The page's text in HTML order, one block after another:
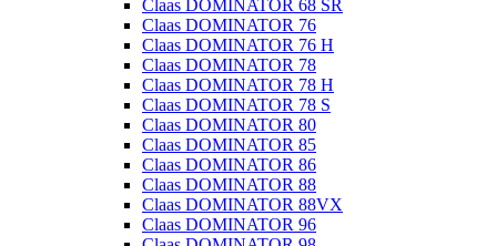
Claas DOMINATOR 68 SR
Claas DOMINATOR 76
Claas DOMINATOR 76 H
Claas DOMINATOR 78
Claas DOMINATOR 78 H
Claas DOMINATOR 78 S
Claas DOMINATOR 80
Claas DOMINATOR 85
Claas DOMINATOR 86
Claas DOMINATOR 88
Claas DOMINATOR 88VX
Claas DOMINATOR 96